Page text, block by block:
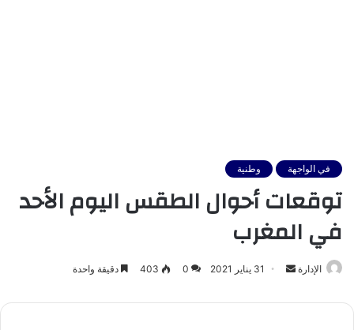
في الواجهة وطنية
توقعات أحوال الطقس اليوم الأحد
في المغرب
الإدارة
أرسل
إلكترونيا
31 يناير 2021 0
403 دقيقة واحدة